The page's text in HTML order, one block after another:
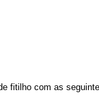
fitilho com as